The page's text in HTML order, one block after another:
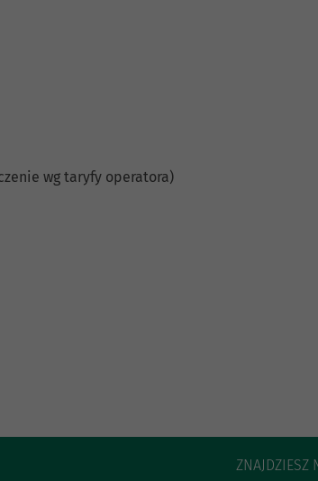
wg taryfy operatora)
ZNAJDZIESZ